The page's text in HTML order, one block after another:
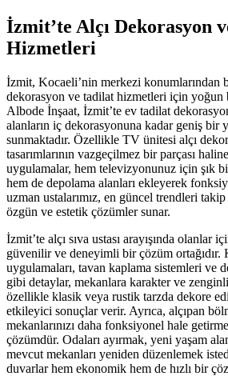
İzmit’te Alçı Dekorasyon
Hizmetleri
İzmit, Kocaeli’nin merkezi konumlarından
dekorasyon ve tadilat hizmetleri için yoğun
Albode İnşaat, İzmit’te ev tadilat
alanların iç dekorasyonuna kadar geniş bir
sunmaktadır. Özellikle TV ünitesi alçı
tasarımlarının vazgeçilmez bir parçası
uygulamalar, hem televizyonunuz için şık
hem de depolama alanları ekleyerek
uzman ustalarımız, en güncel trendleri takip
özgün ve estetik çözümler sunar.
İzmit’te alçı sıva ustası arayışında olanlar
güvenilir ve deneyimli bir çözüm ortağıdır.
uygulamaları, tavan kaplama sistemleri ve
gibi detaylar, mekanlara karakter ve
özellikle klasik veya rustik tarzda dekore
etkileyici sonuçlar verir. Ayrıca, alçıpan
mekanlarınızı daha fonksiyonel hale
çözümdür. Odaları ayırmak, yeni yaşam
mevcut mekanları yeniden düzenlemek
duvarlar hem ekonomik hem de hızlı bir